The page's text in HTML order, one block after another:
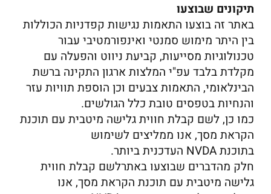
תיקונים שבוצעו
באתר זה בוצעו התאמות נגישות קפדניות הכוללות
בין היתר מימוש סמנטי ואינפורמטיבי עבור
טכנולוגיות מסייעות, קביעת ניווט והפעלה עם
מקלדת בלבד עפ"י המלצות ארגון התקינה ברשת
הבינלאומי, התאמות צבעים וכן הוספת תוויות עזר
והנחיות בטפסים טובת כלל הגולשים.
כמו כן, לשם קבלת חווית גלישה מיטבית עם תוכנת
הקראת מסך, אנו ממליצים לשימוש
בתוכנת NVDA העדכנית ביותר.
חלק מהדברים שבוצעו באתרלשם קבלת חווית
גלישה מיטבית עם תוכנת הקראת מסך, אנו